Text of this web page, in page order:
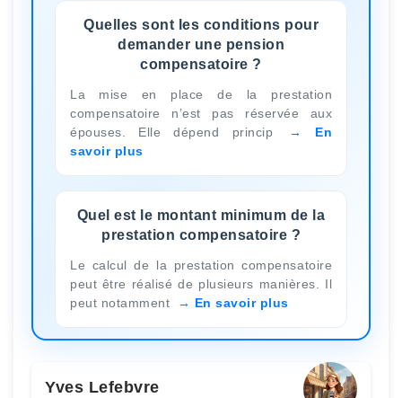
Quelles sont les conditions pour
demander une pension
compensatoire ?
La mise en place de la prestation
compensatoire n’est pas réservée aux
épouses. Elle dépend princip
En
savoir plus
Quel est le montant minimum de la
prestation compensatoire ?
Le calcul de la prestation compensatoire
peut être réalisé de plusieurs manières. Il
peut notamment
En savoir plus
Yves Lefebvre